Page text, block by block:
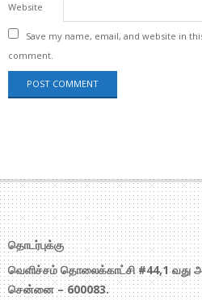
Website
Save my name, email, and website in
comment.
தொடர்புக்கு
வெளிச்சம் தொலைக்காட்சி #44,1
சென்னை – 600083.